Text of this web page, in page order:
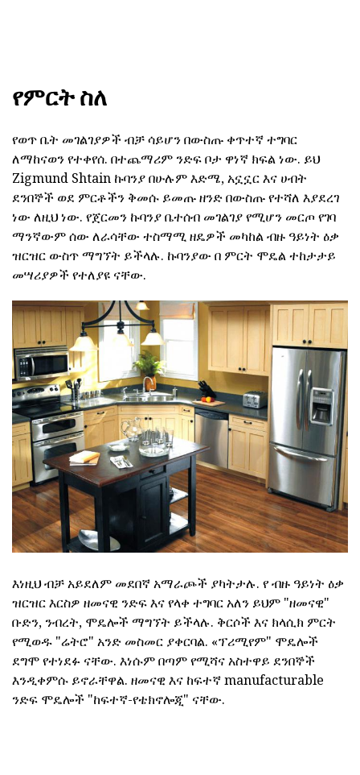
የምርት ስለ
የወጥ ቤት መገልገያዎች ብቻ ሳይሆን በውስጡ ቀጥተኛ ተግባር
ለማከናወን የተቀየሰ. በተጨማሪም ንድፍ ቦታ ዋነኛ ክፍል ነው. ይህ
Zigmund Shtain ኩባንያ በሁሉም እድሜ, አኗኗር እና ሀብት
ደንበኞች ወደ ምርቶችን ቅመሱ ይመጡ ዘንድ በውስጡ የተሻለ እያደረገ
ነው ለዚህ ነው. የጀርመን ኩባንያ ቤተሰብ መገልገያ የሚሆን መርጦ የገባ
ማንኛውም ሰው ለራሳቸው ተስማሚ ዘዴዎች መካከል ብዙ ዓይነት ዕቃ
ዝርዝር ውስጥ ማግኘት ይችላሉ. ኩባንያው በ ምርት ሞዴል ተከታታይ
መሣሪያዎች የተለያዩ ናቸው.
እነዚህ ብቻ አይደለም መደበኛ አማራጮች ያካትታሉ. የ ብዙ ዓይነት ዕቃ
ዝርዝር እርስዎ ዘመናዊ ንድፍ እና የላቀ ተግባር አለን ይህም "ዘመናዊ"
ቡድን, ንብረት, ሞዴሎች ማግኘት ይችላሉ. ቅርሶች እና ክላሲክ ምርት
የሚወዱ "ሬትሮ" አንድ መስመር ያቀርባል. «ፕሪሚየም" ሞዴሎች
ደግሞ የተነደፉ ናቸው. እነሱም በጣም የሚሻና አስተዋይ ደንበኞች
እንዲቀምሱ ይኖራቸዋል. ዘመናዊ እና ከፍተኛ manufacturable
ንድፍ ሞዴሎች "ከፍተኛ-የቴክኖሎጂ" ናቸው.